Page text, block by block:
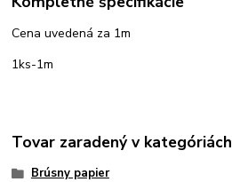
Cena uvedená za 1m
1ks-1m
Tovar zaradený v kategóriách
Brúsny papier